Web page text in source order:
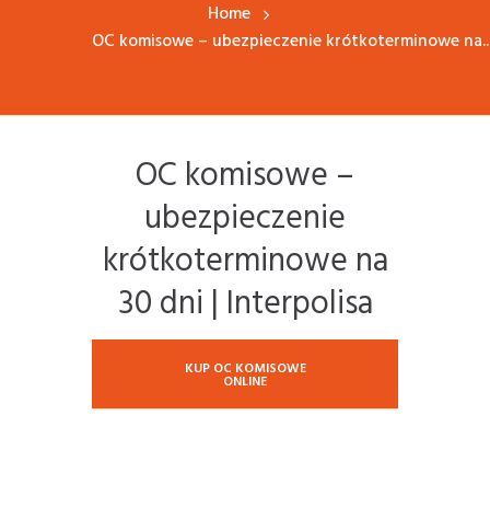
Home
OC komisowe – ubezpieczenie krótkoterminowe
OC komisowe –
ubezpieczenie
krótkoterminowe na
30 dni | Interpolisa
KUP OC KOMISOWE
ONLINE